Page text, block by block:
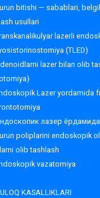
bitishi — sabablari,
usullari
lazerli
(TLED)
lazer bilan olib
Lazer yordamida
лазер
poliplarini endoskopik
olib tashlash
vazatomiya
KASALLIKLARI